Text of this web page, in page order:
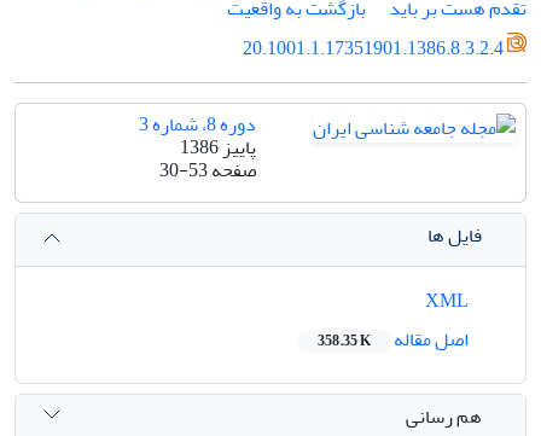
تقدم هست بر باید
بازگشت به واقعیت
20.1001.1.17351901.1386.8.3.2.4
دوره 8، شماره 3
پاییز 1386
صفحه30-53
فایل ها
اصل مقاله
358.35 K
هم رسانی